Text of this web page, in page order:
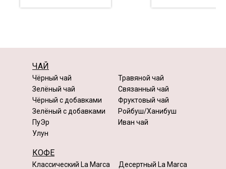
ЧАЙ
Чёрный чай
Зелёный чай
Чёрный с добавками
Зелёный с добавками
ПуЭр
Улун
Травяной чай
Связанный чай
Фруктовый чай
Ройбуш/Ханибуш
Иван чай
Классический La Marca
КОФЕ
Десертный La Marca